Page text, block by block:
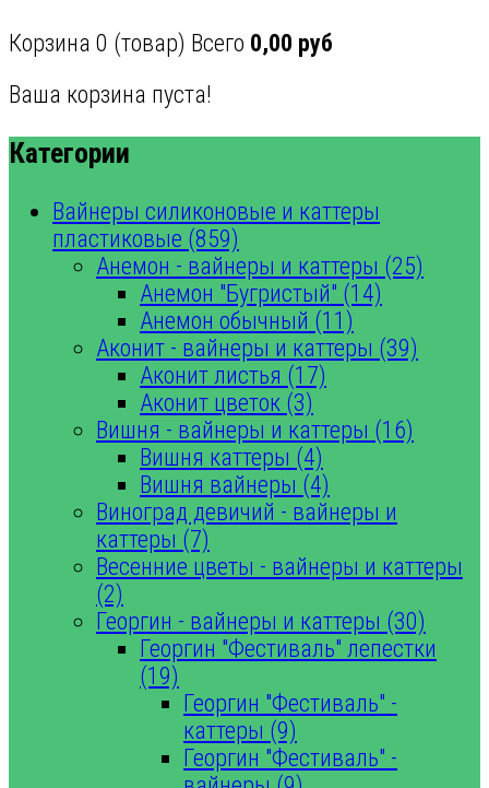
Корзина 0 (товар) Всего 0,00 руб
Ваша корзина пуста!
Категории
Вайнеры силиконовые и каттеры
пластиковые (859)
Анемон - вайнеры и каттеры (25)
Анемон "Бугристый" (14)
Анемон обычный (11)
Аконит - вайнеры и каттеры (39)
Аконит листья (17)
Аконит цветок (3)
Вишня - вайнеры и каттеры (16)
Вишня каттеры (4)
Вишня вайнеры (4)
Виноград девичий - вайнеры и
каттеры (7)
Весенние цветы - вайнеры и каттеры
(2)
Георгин - вайнеры и каттеры (30)
Георгин "Фестиваль" лепестки
(19)
Георгин "Фестиваль" -
каттеры (9)
Георгин "Фестиваль" -